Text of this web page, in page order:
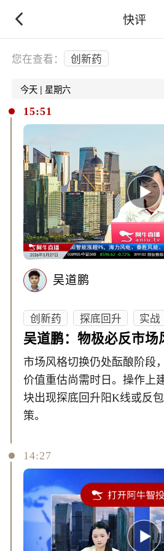
快评
下拉刷新
您在查看： 创新药
今天 | 星期六
15:51
吴道鹏
创新药 探底回升 实战
吴道鹏：物极必反市场
市场风格切换仍处酝酿阶段
价值重估尚需时日。操作上
块出现探底回升阳K线或反
策。
14:27